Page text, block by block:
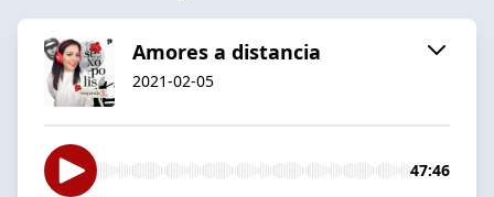
Amores a distancia
2021-02-05
47:46